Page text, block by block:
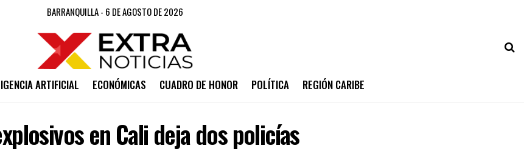
BARRANQUILLA - 6 DE AGOSTO DE 2026
ARTIFICIAL ECONÓMICAS CUADRO DE HONOR POLÍTICA REGIÓN CARIBE
en Cali deja dos policías